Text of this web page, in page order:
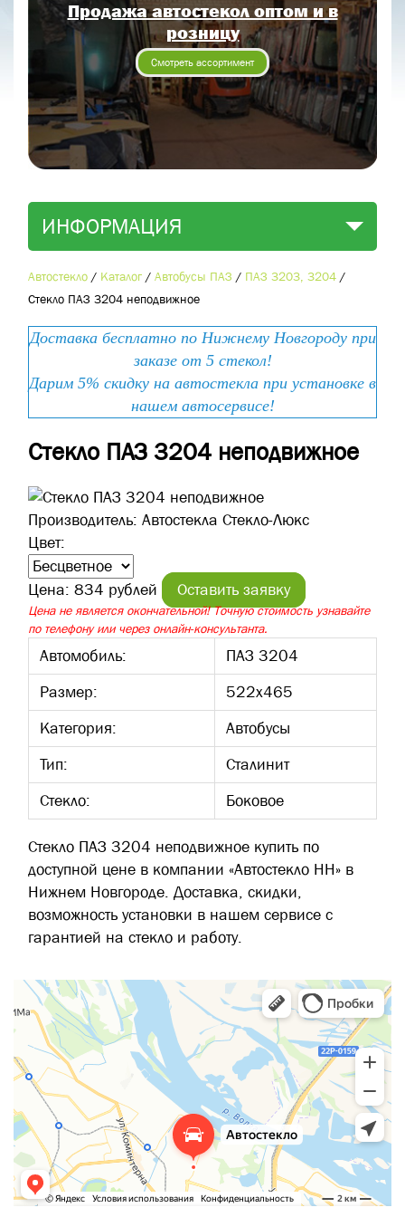
Продажа автостекол оптом и в
розницу
Смотреть ассортимент
ИНФОРМАЦИЯ
Автостекло / Каталог / Автобусы ПАЗ / ПАЗ 3203, 3204 /
Стекло ПАЗ 3204 неподвижное
Доставка бесплатно по Нижнему Новгороду при
заказе от 5 стекол!
Дарим 5% скидку на автостекла при установке в
нашем автосервисе!
Стекло ПАЗ 3204 неподвижное
Производитель: Автостекла Стекло-Люкс
Цвет:
Цена: 834 рублей Оставить заявку
Цена не является окончательной! Точную стоимость узнавайте
по телефону или через онлайн-консультанта.
Автомобиль:
ПАЗ 3204
Размер:
522х465
Категория:
Автобусы
Тип:
Сталинит
Стекло:
Боковое
Стекло ПАЗ 3204 неподвижное купить по
доступной цене в компании «Автостекло НН» в
Нижнем Новгороде. Доставка, скидки,
возможность установки в нашем сервисе с
гарантией на стекло и работу.
Отправить
Отправить заявку